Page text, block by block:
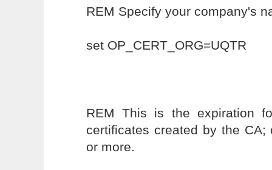
REM Specify your company's
set OP_CERT_ORG=UQTR
REM This is the expiration
certificates created by the
or more.